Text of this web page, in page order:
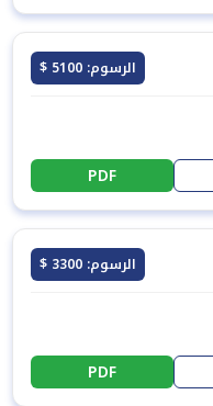
الرسوم: 5100 $
PDF
الرسوم: 3300 $
PDF